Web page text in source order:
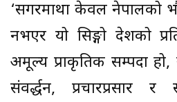
‘सगरमाथा केवल नेपालको
नभएर यो सिङ्गो देशको
अमूल्य प्राकृतिक सम्पदा
संवर्द्धन, प्रचारप्रसार र